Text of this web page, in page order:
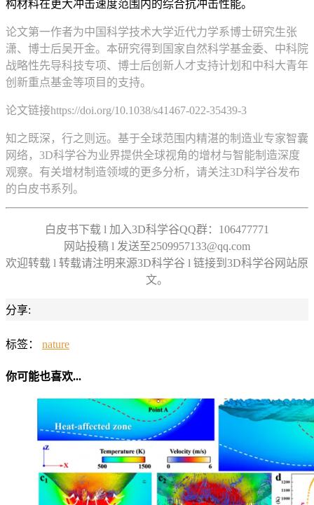
构材料在更大冲击速度范围内的综合抗冲击性能。
论文第一作者为中国科学技术大学近代力学系博士研究生张
潇、博士后吴开金。本研究得到国家自然科学基金委、中科院
战略性先导科技专项、博士后创新人才支持计划和中科大青年
创新重点基金等项目的支持。
论文链接https://doi.org/10.1038/s41467-022-35439-3
知之既深，行之则远。基于全球范围内精湛的制造业专家智囊
网络，3D科学谷为业界提供全球视角的增材与智能制造深度
观察。有关增材制造领域的更多分析，请关注3D科学谷发布
的白皮书系列。
白皮书下载 l 加入3D科学谷QQ群：106477771
网站投稿 l 发送至2509957133@qq.com
欢迎转载 l 转载请注明来源3D科学谷 l 链接到3D科学谷网站原
文。
分享:
标签： nature
你可能也喜欢...